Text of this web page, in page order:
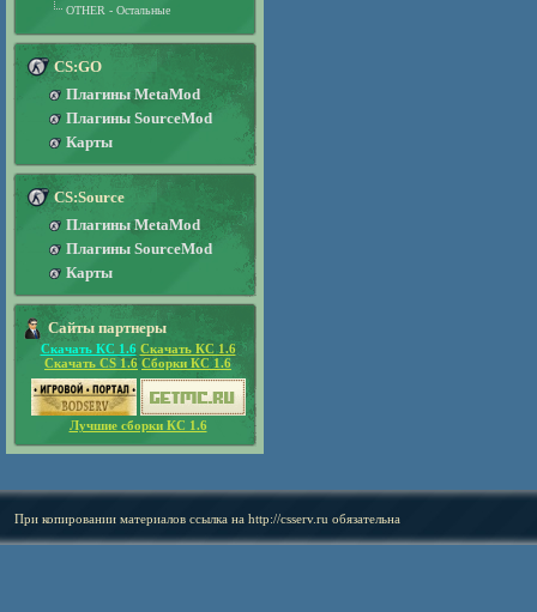
OTHER - Остальные
CS:GO
Плагины MetaMod
Плагины SourceMod
Карты
CS:Source
Плагины MetaMod
Плагины SourceMod
Карты
Сайты партнеры
Скачать КС 1.6 Скачать КС 1.6
Скачать CS 1.6 Сборки КС 1.6
Лучшие сборки КС 1.6
При копировании материалов ссылка на http://csserv.ru обязательна